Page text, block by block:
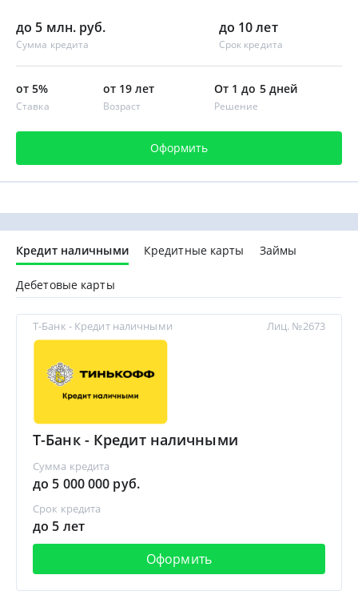
до 5 млн. руб.
Сумма кредита
до 10 лет
Срок кредита
от 5%
Ставка
от 19 лет
Возраст
От 1 до 5 дней
Решение
Оформить
Кредит наличными Кредитные карты Займы
Дебетовые карты
Т-Банк - Кредит наличными
Т-Банк - Кредит наличными
Сумма кредита
до 5 000 000 руб.
Срок кредита
до 5 лет
Оформить
Лиц. №2673